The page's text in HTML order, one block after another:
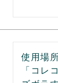
使用場
「コレ